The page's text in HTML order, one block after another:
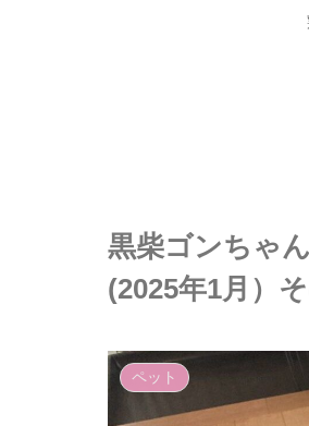
黒柴ゴンちゃ
(2025年1月）
ペット